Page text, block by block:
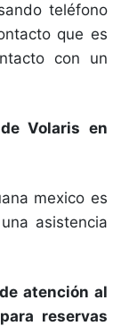
teléfono
que es
con un
Volaris en
mexico es
asistencia
atención al
reservas